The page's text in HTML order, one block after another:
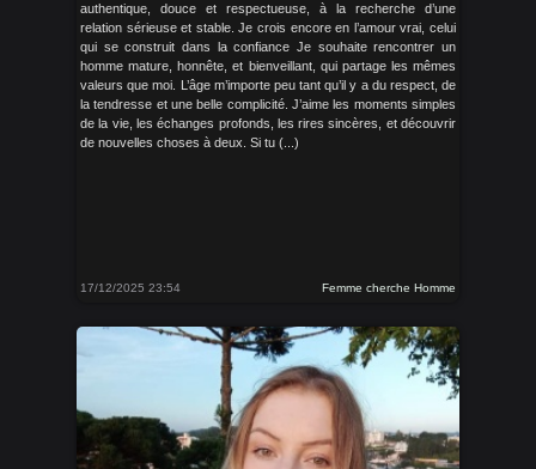
authentique, douce et respectueuse, à la recherche d’une
relation sérieuse et stable. Je crois encore en l’amour vrai, celui
qui se construit dans la confiance Je souhaite rencontrer un
homme mature, honnête, et bienveillant, qui partage les mêmes
valeurs que moi. L’âge m’importe peu tant qu’il y a du respect, de
la tendresse et une belle complicité. J’aime les moments simples
de la vie, les échanges profonds, les rires sincères, et découvrir
de nouvelles choses à deux. Si tu (...)
17/12/2025 23:54 Femme cherche Homme